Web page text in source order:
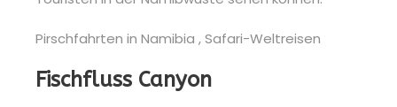
Fischfluss Canyon